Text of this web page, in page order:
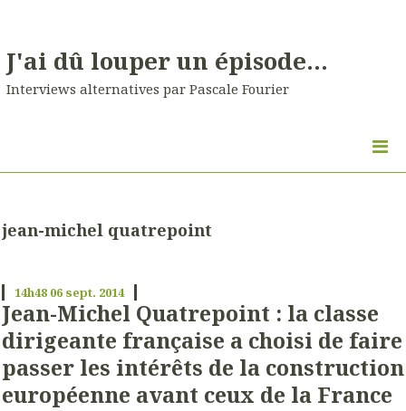
J'ai dû louper un épisode...
Interviews alternatives par Pascale Fourier
jean-michel quatrepoint
14h48 06 sept. 2014
Jean-Michel Quatrepoint : la classe
dirigeante française a choisi de faire
passer les intérêts de la construction
européenne avant ceux de la France